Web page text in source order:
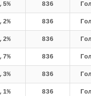
836
836
836
836
836
836